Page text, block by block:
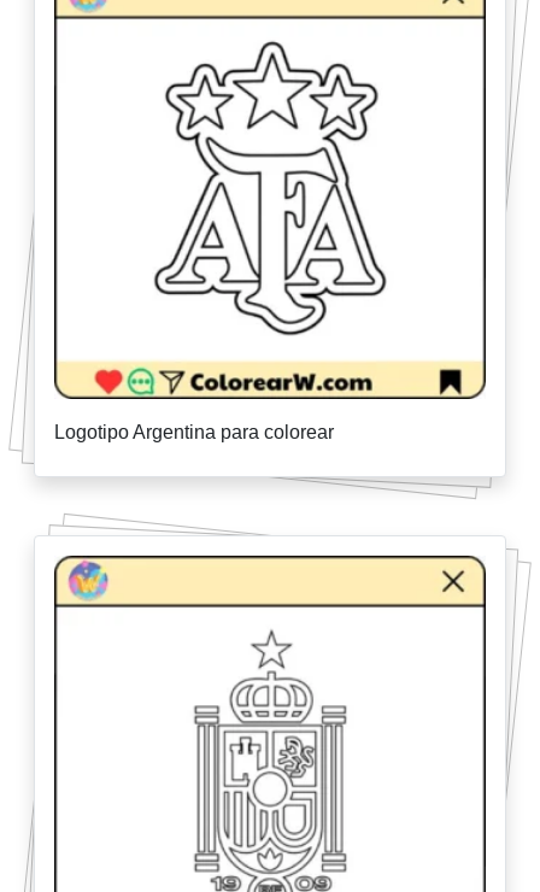
Logotipo Argentina para colorear